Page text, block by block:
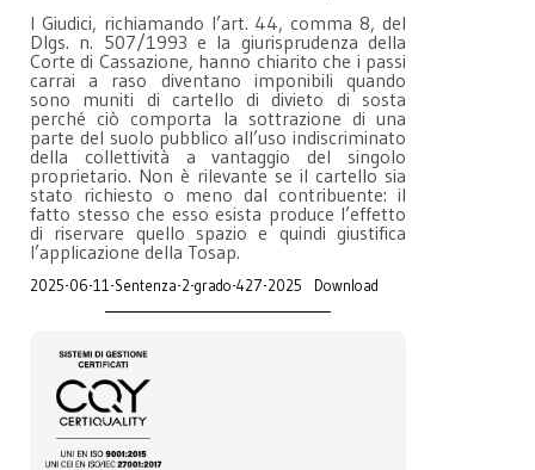
I Giudici, richiamando l’art. 44, comma 8, del
Dlgs. n. 507/1993 e la giurisprudenza della
Corte di Cassazione, hanno chiarito che i passi
carrai a raso diventano imponibili quando
sono muniti di cartello di divieto di sosta
perché ciò comporta la sottrazione di una
parte del suolo pubblico all’uso indiscriminato
della collettività a vantaggio del singolo
proprietario. Non è rilevante se il cartello sia
stato richiesto o meno dal contribuente: il
fatto stesso che esso esista produce l’effetto
di riservare quello spazio e quindi giustifica
l’applicazione della Tosap.
2025-06-11-Sentenza-2-grado-427-2025 Download